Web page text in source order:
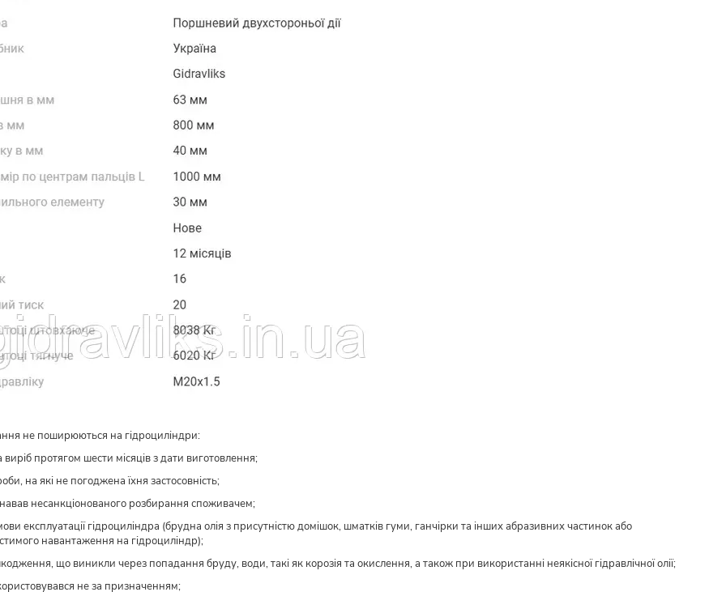
не поширюються на гідроциліндри:
виріб протягом шести місяців з дати виготовлення;
на які не погоджена їхня застосовність;
несанкціонованого розбирання споживачем;
експлуатації гідроциліндра (брудна олія з присутністю домішок, шматків гуми, ганчірки та інших абразивних частинок або
навантаження на гідроциліндр);
що виникли через попадання бруду, води, такі як корозія та окислення, а також при використанні неякісної гідравлічної олії;
не за призначенням;